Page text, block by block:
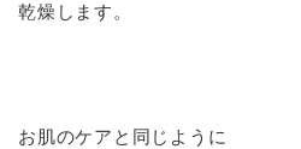
乾燥します。
お肌のケアと同じように